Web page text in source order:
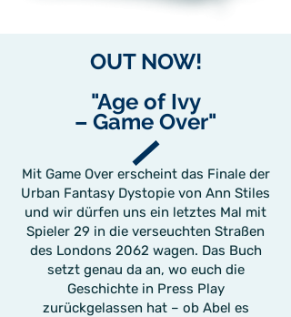
OUT NOW!
"Age of Ivy
– Game Over"
Mit Game Over erscheint das Finale der
Urban Fantasy Dystopie von Ann Stiles
und wir dürfen uns ein letztes Mal mit
Spieler 29 in die verseuchten Straßen
des Londons 2062 wagen. Das Buch
setzt genau da an, wo euch die
Geschichte in Press Play
zurückgelassen hat – ob Abel es